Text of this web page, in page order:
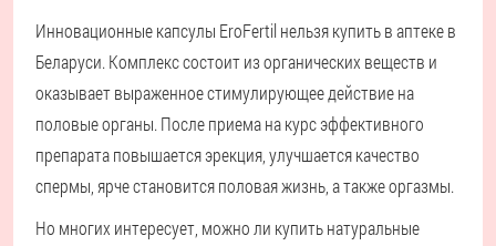
Инновационные капсулы EroFertil нельзя купить в аптеке в
Беларуси. Комплекс состоит из органических веществ и
оказывает выраженное стимулирующее действие на
половые органы. После приема на курс эффективного
препарата повышается эрекция, улучшается качество
спермы, ярче становится половая жизнь, а также оргазмы.
Но многих интересует, можно ли купить натуральные